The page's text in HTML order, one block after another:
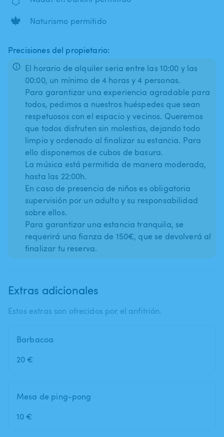
🍁 Naturismo permitido
Precisiones del propietario:
El horario de alquiler seria entre las 10:00 y las
00:00, un mínimo de 4 horas y 4 personas.
Para garantizar una experiencia agradable para
todos, pedimos a nuestros huéspedes que sean
respetuosos con el espacio y vecinos. Queremos
que todos disfruten sin molestias, dejando todo
limpio y ordenado al finalizar su estancia. Para
ello disponemos de cubos de basura.
La música está permitida de manera moderada,
hasta las 22:00h.
En caso de presencia de niños es obligatoria
supervisión por un adulto y su responsabilidad
sobre ellos.
Para garantizar una estancia tranquila, se
requerirá una fianza de 150€, que se devolverá al
finalizar tu reserva.
Extras adicionales
Estos extras son ofrecidos por el anfitrión.
Barbacoa
20 €
Mesa de ping-pong
10 €